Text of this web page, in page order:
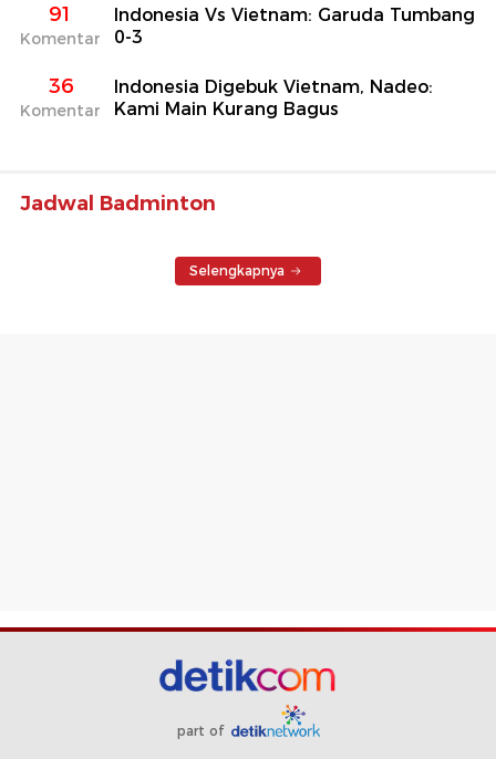
91
Komentar
Indonesia Vs Vietnam: Garuda Tumbang
0-3
36
Komentar
Indonesia Digebuk Vietnam, Nadeo:
Kami Main Kurang Bagus
Jadwal Badminton
Selengkapnya
part of